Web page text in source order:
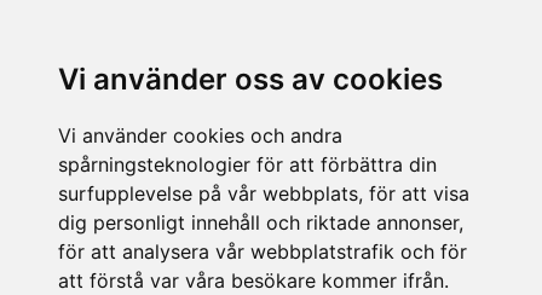
Vi använder oss av cookies
Vi använder cookies och andra
spårningsteknologier för att förbättra din
surfupplevelse på vår webbplats, för att visa
dig personligt innehåll och riktade annonser,
för att analysera vår webbplatstrafik och för
att förstå var våra besökare kommer ifrån.